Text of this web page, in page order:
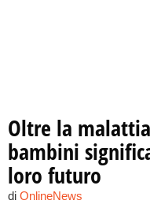
Oltre la
bambini
loro futuro
di OnlineNews